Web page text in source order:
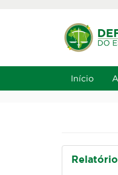
Início